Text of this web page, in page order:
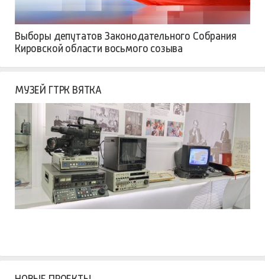
Выборы депутатов Законодательного Собрания
Кировской области восьмого созыва
МУЗЕЙ ГТРК ВЯТКА